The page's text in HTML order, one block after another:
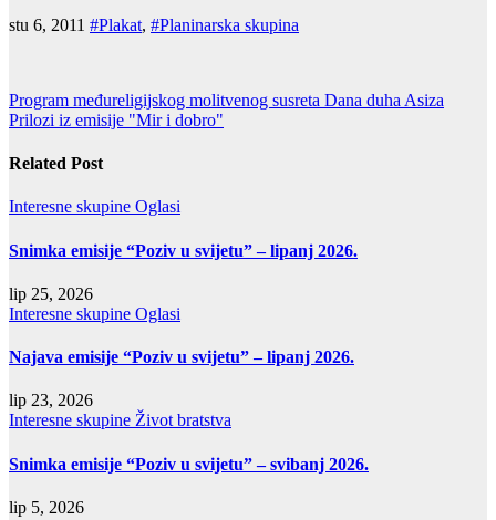
stu 6, 2011 #Plakat, #Planinarska skupina
Navigacija
objava
Program međureligijskog molitvenog susreta Dana duha Asiza
Prilozi iz emisije "Mir i dobro"
Related Post
Interesne skupine Oglasi
Snimka emisije “Poziv u svijetu” – lipanj 2026.
lip 25, 2026
Interesne skupine Oglasi
Najava emisije “Poziv u svijetu” – lipanj 2026.
lip 23, 2026
Interesne skupine Život bratstva
Snimka emisije “Poziv u svijetu” – svibanj 2026.
lip 5, 2026